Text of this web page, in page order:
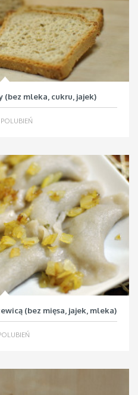
(bez mleka, cukru, jajek)
POLUBIEŃ
(bez mięsa, jajek, mleka)